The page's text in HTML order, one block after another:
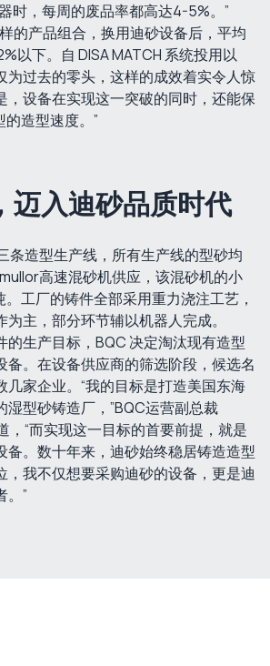
时，每周的废品率都高达4-5%。”
的产品组合，换用迪砂设备后，平均
以下。自 DISA MATCH 系统投用以
为过去的零头，这样的成效着实令人惊
，设备在实现这一突破的同时，还能保
的造型速度。”
迈入迪砂品质时代
条造型生产线，所有生产线的型砂均
高速混砂机供应，该混砂机的小
。工厂的铸件全部采用重力浇注工艺，
主，部分环节辅以机器人完成。
的生产目标，BQC 决定淘汰现有造型
备。在设备供应商的筛选阶段，候选名
几家企业。“我的目标是打造美国东海
湿型砂铸造厂，”BQC运营副总裁
“而实现这一目标的首要前提，就是
备。数十年来，迪砂始终稳居铸造造型
，我不仅想要采购迪砂的设备，更是迪
。”